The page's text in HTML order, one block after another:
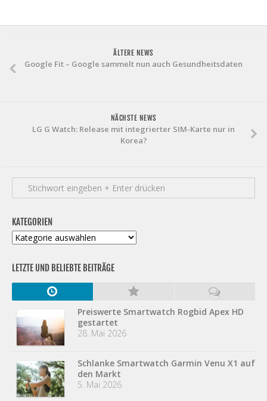
ÄLTERE NEWS
Google Fit – Google sammelt nun auch Gesundheitsdaten
NÄCHSTE NEWS
LG G Watch: Release mit integrierter SIM-Karte nur in
Korea?
KATEGORIEN
Kategorien
LETZTE UND BELIEBTE BEITRÄGE
Preiswerte Smartwatch Rogbid Apex HD
gestartet
28. Mai 2026
Schlanke Smartwatch Garmin Venu X1 auf
den Markt
5. Mai 2026